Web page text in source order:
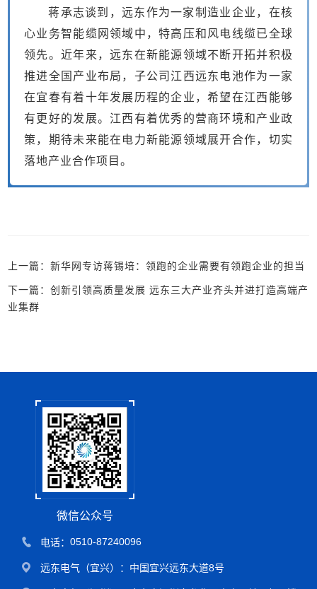
蒋承志谈到，远东作为一家制造业企业，在核
心业务智能缆网领域中，特高压和风电线缆已全球
领先。近年来，远东在新能源领域不断开拓并积极
推进全国产业布局，子公司江西远东电池作为一家
在宜春有着十年发展历程的企业，希望在江西能够
有更好的发展。江西有着优秀的营商环境和产业政
策，期待未来能在电力新能源领域展开合作，切实
落地产业合作项目。
上一篇：新华网专访蒋锡培：领跑的企业需要有领跑企业的担当
下一篇：创新引领高质量发展 远东三大产业齐头并进打造高端产
业集群
微信公众号
电话： 0510-87240096
远东电气（宜兴）： 中国宜兴远东大道8号